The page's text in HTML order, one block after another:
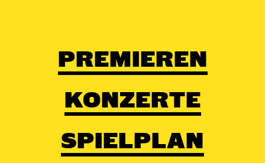
PREMIEREN
KONZERTE
SPIELPLAN